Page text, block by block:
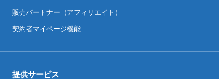
販売パートナー（アフィリエイト）
契約者マイページ機能
提供サービス